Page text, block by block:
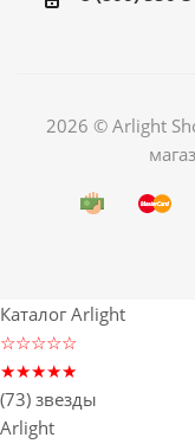
2026 © Arlight
Каталог Arlight
☆☆☆☆☆
★★★★★
(73) звезды
Arlight